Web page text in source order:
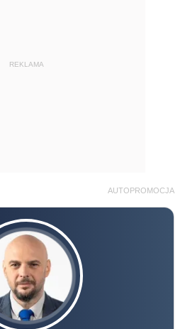
REKLAMA
AUTOPROMOCJA